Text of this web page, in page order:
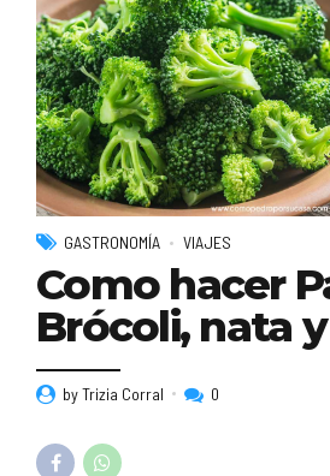
GASTRONOMÍA VIAJES
Como hacer
Brócoli, nata
by Trizia Corral 0